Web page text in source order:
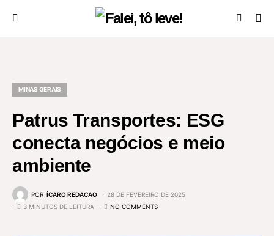
MINAS GERAIS
Patrus Transportes: ESG
conecta negócios e meio
ambiente
POR ÍCARO REDACAO
28 DE FEVEREIRO DE 2025
3 MINUTOS DE LEITURA
NO COMMENTS